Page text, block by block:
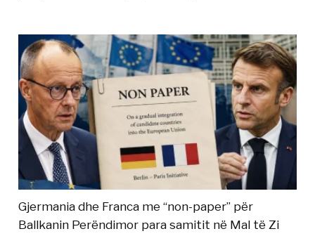
Gjermania dhe Franca me “non-paper” për
Ballkanin Perëndimor para samitit në Mal të Zi